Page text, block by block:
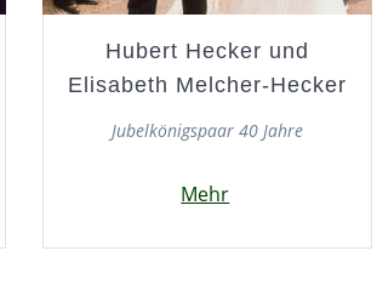
Hubert Hecker und
Elisabeth Melcher-Hecker
Jubelkönigspaar 40 Jahre
Mehr